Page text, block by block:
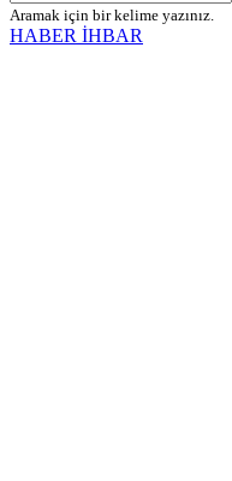
Aramak için bir kelime yazınız.
HABER İHBAR